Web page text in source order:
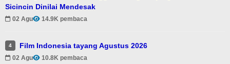
Sicincin Dinilai Mendesak
02 Agu 14.9K pembaca
4 Film Indonesia tayang Agustus 2026
02 Agu 10.8K pembaca